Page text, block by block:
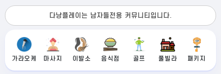
다낭플레이는 남자들전용 커뮤니티입니다.
가라오케 마사지 이발소 음식점 골프 풀빌라 패키지